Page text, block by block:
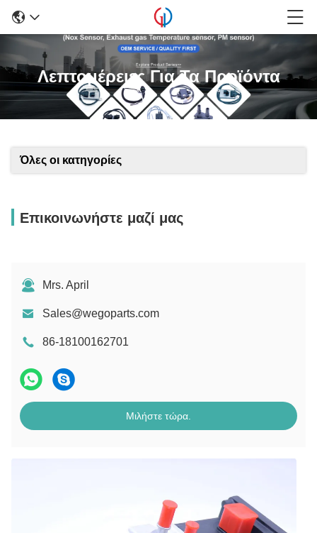
Λεπτομέρειες Για Τα Προϊόντα
Όλες οι κατηγορίες
Επικοινωνήστε μαζί μας
Mrs. April
Sales@wegoparts.com
86-18100162701
Μιλήστε τώρα.